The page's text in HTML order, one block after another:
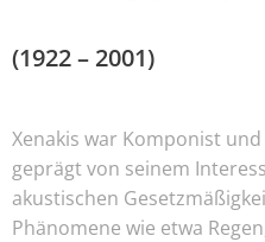
(1922 – 2001)
Xenakis war Komponist
geprägt von seinem
akustischen
Phänomene wie etwa